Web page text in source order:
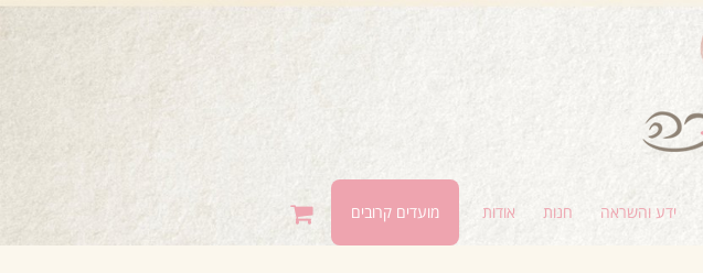
ידע והשראה חנות אודות מועדים קרובים